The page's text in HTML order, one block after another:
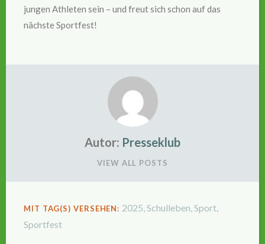
jungen Athleten sein – und freut sich schon auf das
nächste Sportfest!
Autor: Presseklub
VIEW ALL POSTS
MIT TAG(S) VERSEHEN: 2025,Schulleben,Sport,
Sportfest